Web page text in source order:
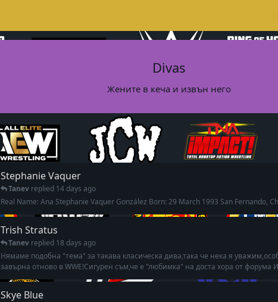
Divas
Жените в кеча и извън него
Stephanie Vaquer
Tanev replied 14 days ago
Real Name: Ana Stephanie Vaquer González Born: 29 March 1993 San Fernando,
Trish Stratus
Tanev replied 18 days ago
Нямаме подобна "тема" за такава класическа дива,така че нека я
завърна отново в WWE!Сигурен съм,че е "любимка" на доста хора от форума
Skye Blue